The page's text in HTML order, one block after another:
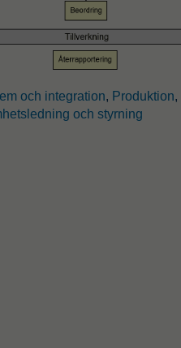
och integration, Produktion,
och styrning